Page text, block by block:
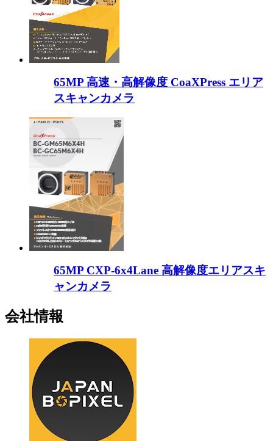
65MP 高速・高解像度 CoaXPress エリア
スキャンカメラ
65MP CXP-6x4Lane 高解像度エリアスキ
ャンカメラ
会社情報